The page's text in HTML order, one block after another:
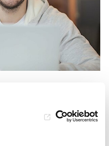
in München und